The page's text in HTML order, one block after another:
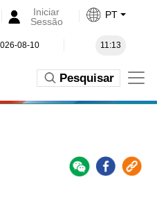
Iniciar
Sessão
PT
08-10 11:13
Pesquisar